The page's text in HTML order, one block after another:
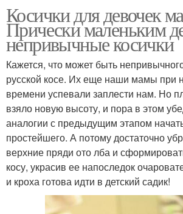
Косички для девочек
Прически маленьким
непривычные косички
Кажется, что может быть
русской косе. Их еще наши мамы при
времени успевали заплести нам. Но
взяло новую высоту, и пора в этом
аналогии с предыдущим этапом
простейшего. А потому достаточно
верхние пряди ото лба и
косу, украсив ее напоследок
и кроха готова идти в детский садик!